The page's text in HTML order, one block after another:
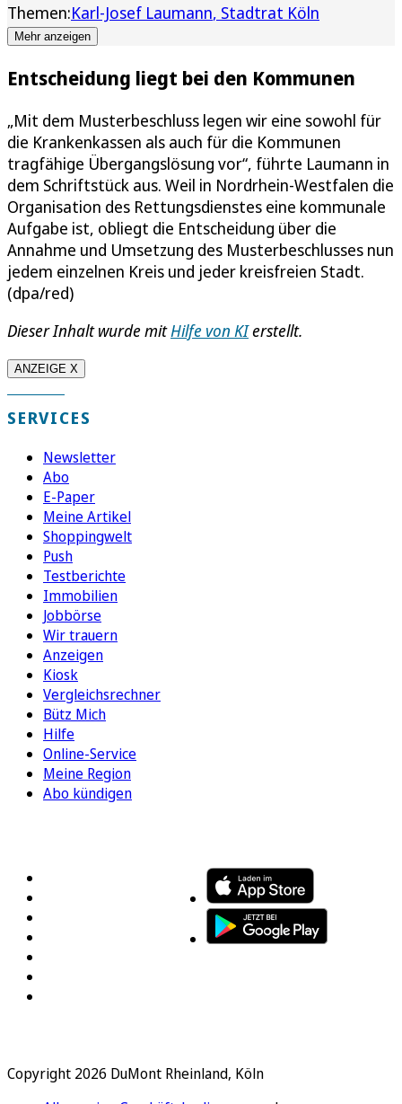
Themen:Karl-Josef Laumann Stadtrat Köln
Mehr anzeigen
Entscheidung liegt bei den Kommunen
„Mit dem Musterbeschluss legen wir eine sowohl für
die Krankenkassen als auch für die Kommunen
tragfähige Übergangslösung vor“, führte Laumann in
dem Schriftstück aus. Weil in Nordrhein-Westfalen die
Organisation des Rettungsdienstes eine kommunale
Aufgabe ist, obliegt die Entscheidung über die
Annahme und Umsetzung des Musterbeschlusses nun
jedem einzelnen Kreis und jeder kreisfreien Stadt.
(dpa/red)
Dieser Inhalt wurde mitHilfe von KIerstellt.
ANZEIGE X
SERVICES
Newsletter
Abo
E-Paper
Meine Artikel
Shoppingwelt
Push
Testberichte
Immobilien
Jobbörse
Wir trauern
Anzeigen
Kiosk
Vergleichsrechner
Bütz Mich
Hilfe
Online-Service
Meine Region
Abo kündigen
Copyright 2026 DuMont Rheinland, Köln